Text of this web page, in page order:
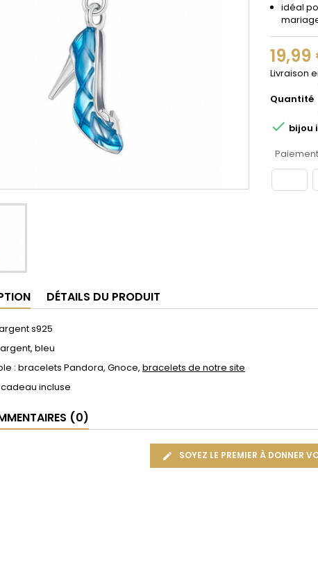
idéal
Livraison
Quantité
 bijou
DÉTAILS DU PRODUIT
s925
bleu
: bracelets Pandora, Gnoce, bracelets de notre site
incluse
(0)
SOYEZ LE PREMIER À DONNER